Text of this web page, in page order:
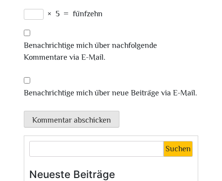
× 5 = fünfzehn
Benachrichtige mich über nachfolgende
Kommentare via E-Mail.
Benachrichtige mich über neue Beiträge via E-Mail.
Suchen
Neueste Beiträge